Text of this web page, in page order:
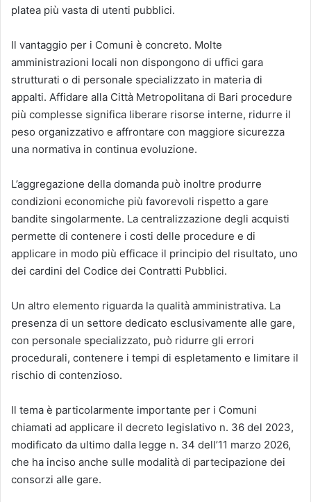
platea più vasta di utenti pubblici.
Il vantaggio per i Comuni è concreto. Molte
amministrazioni locali non dispongono di uffici gara
strutturati o di personale specializzato in materia di
appalti. Affidare alla Città Metropolitana di Bari procedure
più complesse significa liberare risorse interne, ridurre il
peso organizzativo e affrontare con maggiore sicurezza
una normativa in continua evoluzione.
L’aggregazione della domanda può inoltre produrre
condizioni economiche più favorevoli rispetto a gare
bandite singolarmente. La centralizzazione degli acquisti
permette di contenere i costi delle procedure e di
applicare in modo più efficace il principio del risultato, uno
dei cardini del Codice dei Contratti Pubblici.
Un altro elemento riguarda la qualità amministrativa. La
presenza di un settore dedicato esclusivamente alle gare,
con personale specializzato, può ridurre gli errori
procedurali, contenere i tempi di espletamento e limitare il
rischio di contenzioso.
Il tema è particolarmente importante per i Comuni
chiamati ad applicare il decreto legislativo n. 36 del 2023,
modificato da ultimo dalla legge n. 34 dell’11 marzo 2026,
che ha inciso anche sulle modalità di partecipazione dei
consorzi alle gare.